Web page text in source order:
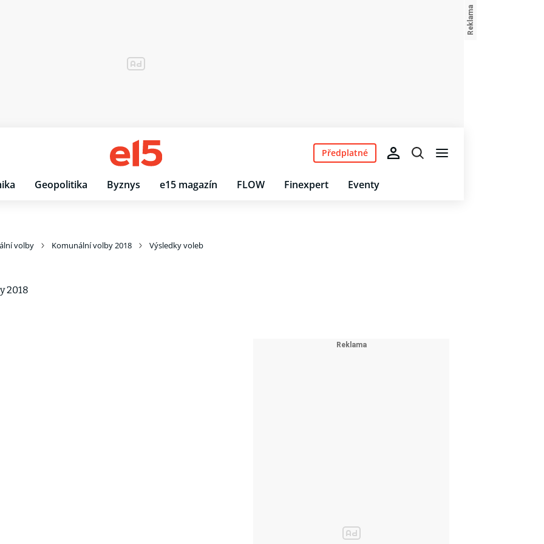
Geopolitika Byznys e15 magazín FLOW Finexpert Eventy
Předplatné
volby Komunální volby 2018 Výsledky voleb